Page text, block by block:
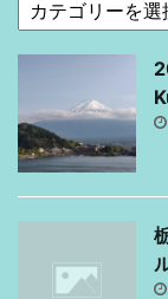
プページに「モ
ります！ モリ
とは？ ・1回の
10pt Get！ ・
ポイント100～
回くじ間隔で
つ ...